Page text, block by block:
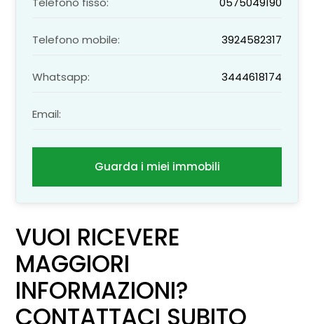
Telefono mobile: 3924582317
Whatsapp: 3444618174
Email:
Guarda i miei immobili
VUOI RICEVERE
MAGGIORI
INFORMAZIONI?
CONTATTACI SUBITO